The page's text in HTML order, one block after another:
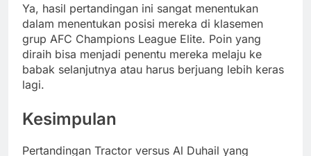
Ya, hasil pertandingan ini sangat menentukan
dalam menentukan posisi mereka di klasemen
grup AFC Champions League Elite. Poin yang
diraih bisa menjadi penentu mereka melaju ke
babak selanjutnya atau harus berjuang lebih keras
lagi.
Kesimpulan
Pertandingan Tractor versus Al Duhail yang